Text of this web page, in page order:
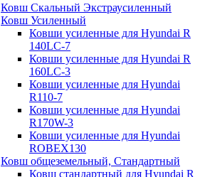
Ковш Скальный Экстраусиленный
Ковш Усиленный
Ковши усиленные для Hyundai R
140LC-7
Ковши усиленные для Hyundai R
160LC-3
Ковши усиленные для Hyundai
R110-7
Ковши усиленные для Hyundai
R170W-3
Ковши усиленные для Hyundai
ROBEX130
Ковш общеземельный, Стандартный
Ковш стандартный для Hyundai R